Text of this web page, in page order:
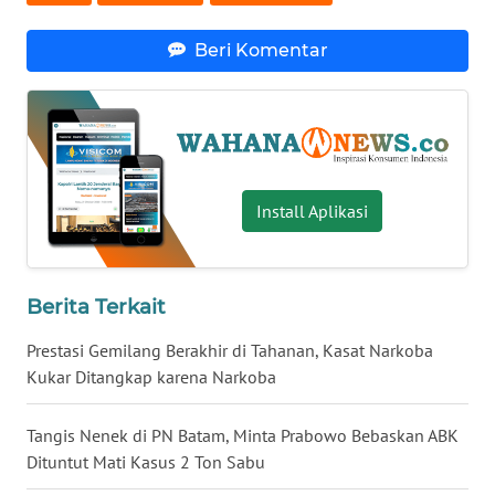
Beri Komentar
Install Aplikasi
Berita Terkait
Prestasi Gemilang Berakhir di Tahanan, Kasat Narkoba
Kukar Ditangkap karena Narkoba
Tangis Nenek di PN Batam, Minta Prabowo Bebaskan ABK
Dituntut Mati Kasus 2 Ton Sabu
WN
WN
JAMBI
WN
SULTRA
NTB
WN
SULTENG
WN
SULBAR